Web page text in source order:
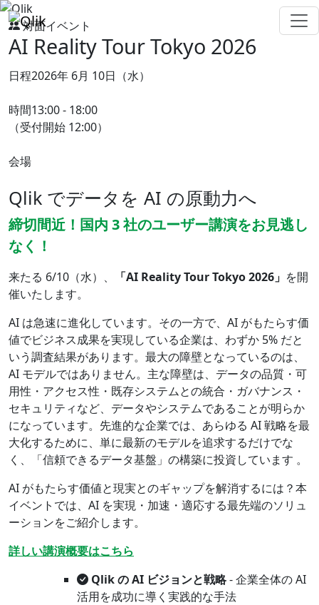
対面イベント
AI Reality TourTokyo 2026
日程2026年 6月 10日（水）
時間13:00 - 18:00
（受付開始 12:00）
会場
Qlik でデータを AI の原動力へ
締切間近！国内 3 社のユーザー講演をお見逃し
なく！
来たる 6/10（水）、 「AI Reality Tour Tokyo 2026」 を開
催いたします。
AI は急速に進化しています。その一方で、AI がもたらす価
値でビジネス成果を実現している企業は、わずか 5% だと
いう調査結果があります。最大の障壁となっているのは、
AI モデルではありません。主な障壁は、データの品質・可
用性・アクセス性・既存システムとの統合・ガバナンス・
セキュリティなど、データやシステムであることが明らか
になっています。先進的な企業では、あらゆる AI 戦略を最
大化するために、単に最新のモデルを追求するだけでな
く、「信頼できるデータ基盤」の構築に投資しています 。
AI がもたらす価値と現実とのギャップを解消するには？本
イベントでは、AI を実現・加速・適応する最先端のソリュ
ーションをご紹介します。
詳しい講演概要はこちら
Qlik の AI ビジョンと戦略- 企業全体の AI
活用を成功に導く実践的な手法